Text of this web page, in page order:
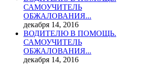
САМОУЧИТЕЛЬ
ОБЖАЛОВАНИЯ...
декабря 14, 2016
ВОДИТЕЛЮ В ПОМОЩЬ.
САМОУЧИТЕЛЬ
ОБЖАЛОВАНИЯ...
декабря 14, 2016